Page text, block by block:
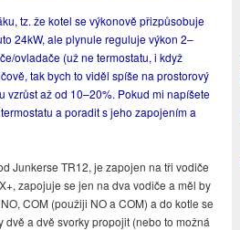
tz. že kotel se výkonově přizpůsobuje
24kW, ale plynule reguluje výkon 2–
ovladače (už ne termostatu, i když
tak bych to viděl spíše na prostorový
vzrůst až od 10–20%. Pokud mi napíšete
a poradit s jeho zapojením a
Junkerse TR12, je zapojen na tři vodiče
zapojuje se jen na dva vodiče a měl by
COM (použiji NO a COM) a do kotle se
a dvě svorky propojit (nebo to možná